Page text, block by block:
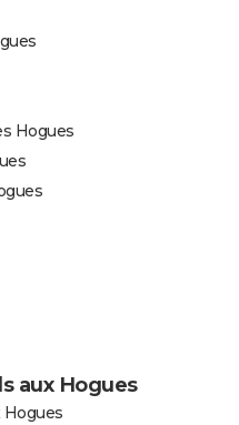
Hogues
aux Hogues